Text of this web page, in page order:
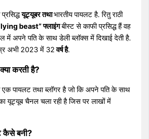
यूट्यूबर तथाभारतीय पायलट है. रितु राठी
beast” फ्लाइंगबीस्ट से काफी प्रसिद्ध हैं वह
अपने पति के साथ डेली ब्लॉक्स में दिखाई देती है.
अभी 2023 में 32वर्ष है.
करती है?
एक पायलट तथा ब्लॉगर है जो कि अपने पति के साथ
यूट्यूब चैनल चला रही है जिस पर लाखों में
कैसे बनी?